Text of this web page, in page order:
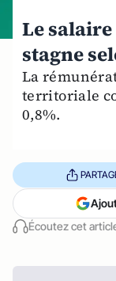
Le
stagne
La
territoriale
0,8%.
Écoutez cet